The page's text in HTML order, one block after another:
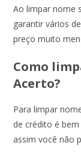
Ao limpar nome
garantir vários
preço muito
Como
Acerto?
Para limpar
de crédito é
assim você não